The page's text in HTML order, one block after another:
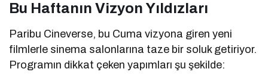
Bu Haftanın Vizyon Yıldızları
Paribu Cineverse, bu Cuma vizyona giren yeni
filmlerle sinema salonlarına taze bir soluk getiriyor.
Programın dikkat çeken yapımları şu şekilde: